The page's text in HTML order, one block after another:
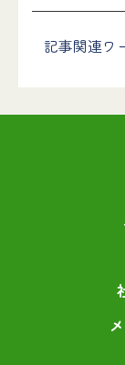
記事関連ワ